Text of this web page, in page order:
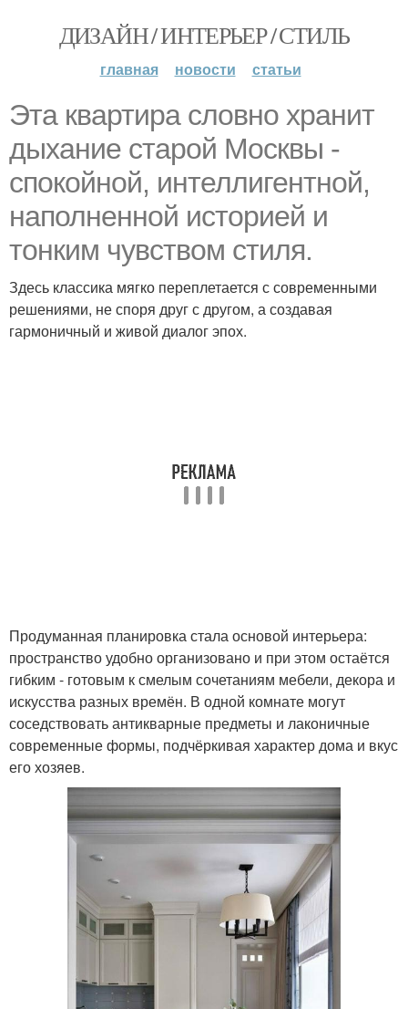
ДИЗАЙН / ИНТЕРЬЕР / СТИЛЬ
главная новости статьи
Эта квартира словно хранит
дыхание старой Москвы -
спокойной, интеллигентной,
наполненной историей и
тонким чувством стиля.
Здесь классика мягко переплетается с современными
решениями, не споря друг с другом, а создавая
гармоничный и живой диалог эпох.
Продуманная планировка стала основой интерьера:
пространство удобно организовано и при этом остаётся
гибким - готовым к смелым сочетаниям мебели, декора и
искусства разных времён. В одной комнате могут
соседствовать антикварные предметы и лаконичные
современные формы, подчёркивая характер дома и вкус
его хозяев.